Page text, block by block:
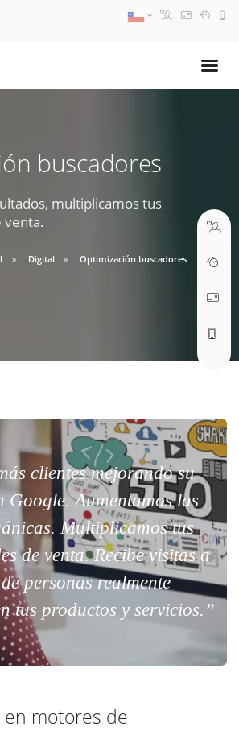
buscadores
multiplicamos tus
venta.
Digital Optimización buscadores
clientes mejorando su
Google. Aumentamos las
Multiplicamos tus
de venta. Recibe visitas a
personas realmente
tus productos y servicios.”
motores de
AM A 18:30 PM